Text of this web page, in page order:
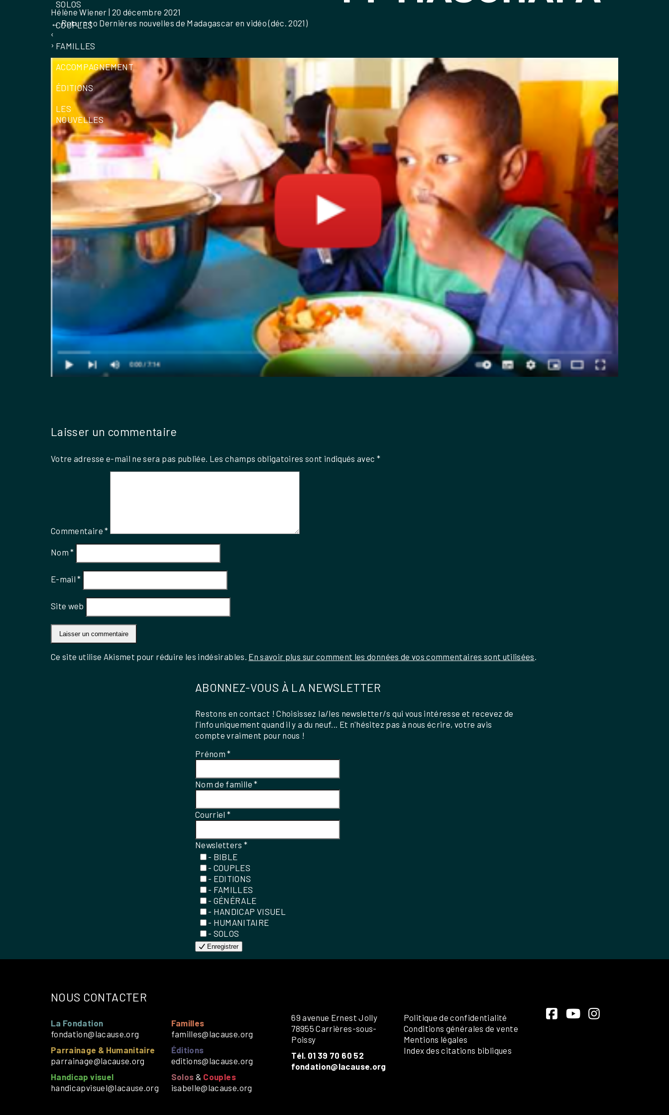
SOLOS
COUPLES
FAMILLES
ACCOMPAGNEMENT
ÉDITIONS
LES
NOUVELLES
Hélène Wiener 20 décembre 2021
←Return to Dernières nouvelles de Madagascar en vidéo (déc. 2021)
‹
›
Laisser un commentaire
Votre adresse e-mail ne sera pas publiée. Les champs obligatoires sont indiqués avec *
Commentaire*
Nom*
E-mail*
Site web
Ce site utilise Akismet pour réduire les indésirables. En savoir plus sur comment les données de vos commentaires sont utilisées.
ABONNEZ-VOUS À LA NEWSLETTER
Restons en contact ! Choisissez la/les newsletter/s qui vous intéresse et recevez de
l'info uniquement quand il y a du neuf... Et n'hésitez pas à nous écrire, votre avis
compte vraiment pour nous !
Prénom*
Nom de famille*
Courriel*
Newsletters*
- BIBLE
- COUPLES
- EDITIONS
- FAMILLES
- GÉNÉRALE
- HANDICAP VISUEL
- HUMANITAIRE
- SOLOS
Enregistrer
NOUS CONTACTER
La Fondation
fondation@lacause.org
Parrainage & Humanitaire
parrainage@lacause.org
Handicap visuel
handicapvisuel@lacause.org
Familles
familles@lacause.org
Éditions
editions@lacause.org
Solos & Couples
isabelle@lacause.org
69 avenue Ernest Jolly
78955 Carrières-sous-
Poissy
Tél. 01 39 70 60 52
fondation@lacause.org
Politique de confidentialité
Conditions générales de vente
Mentions légales
Index des citations bibliques